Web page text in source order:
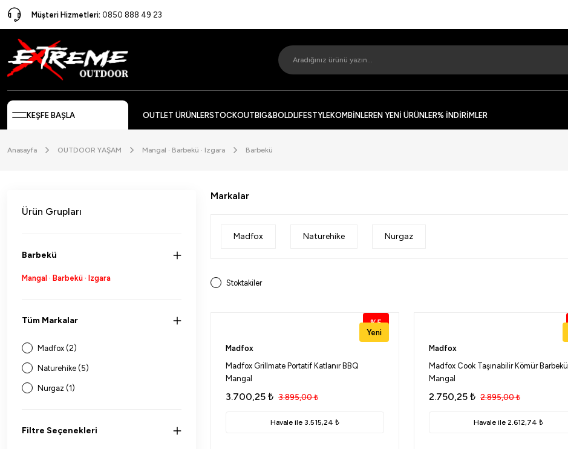
Müşteri Hizmetleri: 0850 888 49 23
KEŞFE BAŞLA OUTLET ÜRÜNLERSTOCKOUTBIG&BOLDLIFESTYLEKOMBİNLEREN YENİ ÜRÜNLER% İNDİRİMLER
Anasayfa OUTDOOR YAŞAM Mangal · Barbekü · Izgara Barbekü
Ürün Grupları
Barbekü
Mangal · Barbekü · Izgara
Tüm Markalar
Madfox (2)
Naturehike (5)
Nurgaz (1)
Filtre Seçenekleri
Markalar
Madfox Naturehike Nurgaz
Stoktakiler
%5
Yeni
Madfox
Madfox Grillmate Portatif Katlanır BBQ
Mangal
3.700,25 ₺ 3.895,00₺
Havale ile 3.515,24 ₺
Madfox
Madfox Cook Taşınabilir Kömür Barbekü
Mangal
2.750,25 ₺ 2.895,00₺
Havale ile 2.612,74 ₺